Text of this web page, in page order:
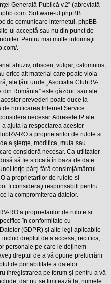
Generală Publică v.2” (abreviată
. Software-ul phpBB
de comunicare internetul, phpBB
ul acceptă sau nu din punct de
Pentru mai multe informaţii
.
abuziv, obscen, vulgar, calomnios,
orice alt material care poate viola
ale ţării unde „Asociatia ClubRV-
România” este găzduit sau ale
prevederi poate duce la
notificarea Internet Service
necesar. Adresele IP ale
ajuta la respectarea acestor
RO a proprietarilor de rulote si
a şterge, modifica, muta sau
consideră necesar. Ca utilizator
să fie stocată în baza de date.
terţe părţi fără consimţământul
a proprietarilor de rulote si
fi consideraţi responsabili pentru
la compromiterea datelor.
RO a proprietarilor de rulote si
în conformitate cu
(GDPR) și alte legi aplicabile
dreptul de a accesa, rectifica,
personale pe care le deținem
dreptul de a vă opune prelucrării
de portabilitate a datelor.
înregistrarea pe forum și pentru a vă
dar nu se limitează la, numele